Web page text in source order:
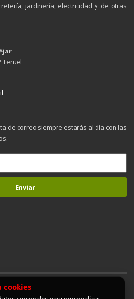
jardinería, electricidad y de otras
Teruel
de correo siempre estarás al día con las
cookies